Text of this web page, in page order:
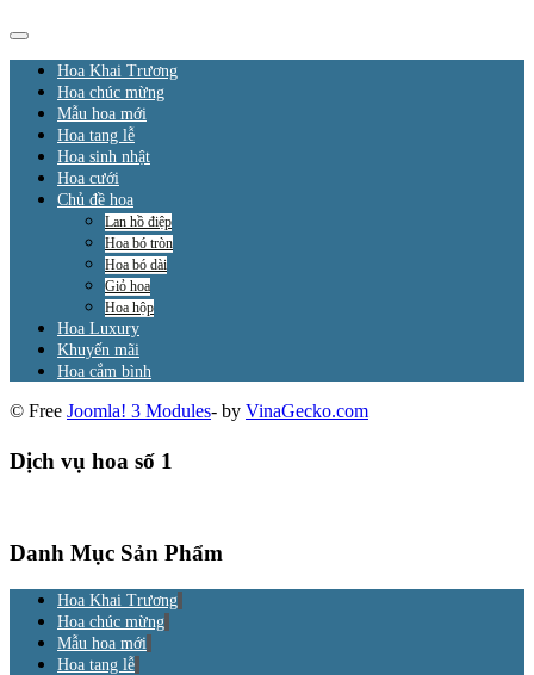
Hoa Khai Trương
Hoa chúc mừng
Mẫu hoa mới
Hoa tang lễ
Hoa sinh nhật
Hoa cưới
Chủ đề hoa
Lan hồ điệp
Hoa bó tròn
Hoa bó dài
Giỏ hoa
Hoa hộp
Hoa Luxury
Khuyến mãi
Hoa cắm bình
© Free Joomla! 3 Modules- by VinaGecko.com
Dịch vụ hoa số 1
Danh Mục Sản Phẩm
Hoa Khai Trương
Hoa chúc mừng
Mẫu hoa mới
Hoa tang lễ